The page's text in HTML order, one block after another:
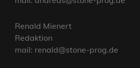
Renald Mienert
Redaktion
mail: renald@stone-prog.de